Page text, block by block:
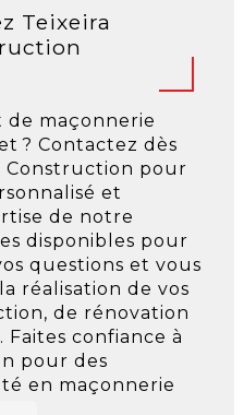
Teixeira
de maçonnerie
? Contactez dès
Construction pour
et
de notre
disponibles pour
questions et vous
réalisation de vos
de rénovation
confiance à
pour des
en maçonnerie